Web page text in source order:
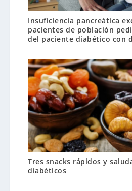
Insuficiencia pancreática
pacientes de población
del paciente diabético con
Tres snacks rápidos y
diabéticos